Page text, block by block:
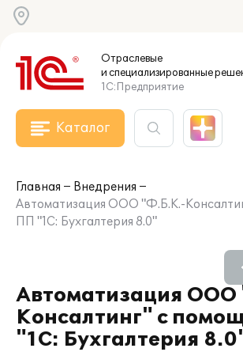
Отраслевые
и специализированные
1С:Предприятие
Каталог
Главная
Внедрения
Автоматизация ООО "Ф.Б.К.-
ПП "1С: Бухгалтерия 8.0"
Автоматизация
Консалтинг" с
"1С: Бухгалтерия